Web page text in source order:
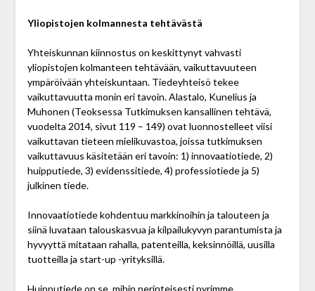
Yliopistojen kolmannesta tehtävästä
Yhteiskunnan kiinnostus on keskittynyt vahvasti
yliopistojen kolmanteen tehtävään, vaikuttavuuteen
ympäröivään yhteiskuntaan. Tiedeyhteisö tekee
vaikuttavuutta monin eri tavoin. Alastalo, Kunelius ja
Muhonen (Teoksessa Tutkimuksen kansallinen tehtävä,
vuodelta 2014, sivut 119 – 149) ovat luonnostelleet viisi
vaikuttavan tieteen mielikuvastoa, joissa tutkimuksen
vaikuttavuus käsitetään eri tavoin: 1) innovaatiotiede, 2)
huipputiede, 3) evidenssitiede, 4) professiotiede ja 5)
julkinen tiede.
Innovaatiotiede kohdentuu markkinoihin ja talou­teen ja
siinä luvataan talouskasvua ja kilpailukyvyn parantumista ja
hyvyyttä mitataan rahalla, patenteilla, keksinnöillä, uusilla
tuotteilla ja start-up -yrityksillä.
Huipputiede on se, mihin perinteisesti pyrimme